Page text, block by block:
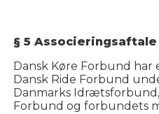
§ 5 Associeringsaftale
Dansk Køre Forbund har
Dansk Ride Forbund
Danmarks
Forbund og forbundets